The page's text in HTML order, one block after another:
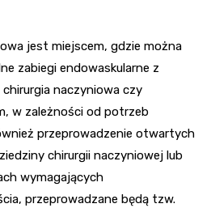
jest miejscem, gdzie można
zabiegi endowaskularne z
naczyniowa czy
w zależności od potrzeb
przeprowadzenie otwartych
chirurgii naczyniowej lub
wymagających
przeprowadzane będą tzw.